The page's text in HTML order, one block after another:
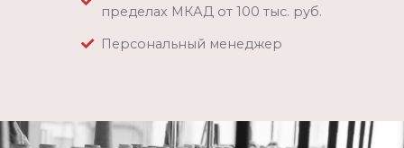
пределах МКАД от 100 тыс. руб.
Персональный менеджер